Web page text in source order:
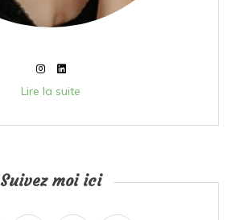
Lire la suite
Suivez moi ici